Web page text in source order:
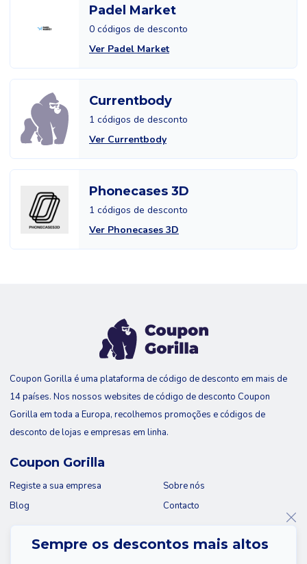
Padel Market
0 códigos de desconto
Ver Padel Market
Currentbody
1 códigos de desconto
Ver Currentbody
Phonecases 3D
1 códigos de desconto
Ver Phonecases 3D
Sempre os descontos mais altos
Coupon Gorilla é uma plataforma de código de desconto em mais de
14 países. Nos nossos websites de código de desconto Coupon
Gorilla em toda a Europa, recolhemos promoções e códigos de
desconto de lojas e empresas em linha.
Coupon Gorilla
Registe a sua empresa
Blog
Sobre nós
Contacto